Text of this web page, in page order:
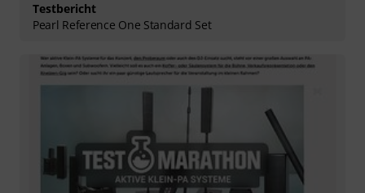
Testbericht
Pearl Reference One Standard Set